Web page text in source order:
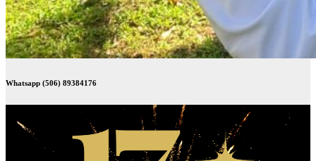
Whatsapp (506) 89384176